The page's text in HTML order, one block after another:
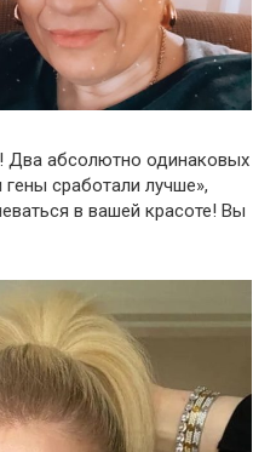
Два абсолютно одинаковых
гены сработали лучше»,
в вашей красоте! Вы